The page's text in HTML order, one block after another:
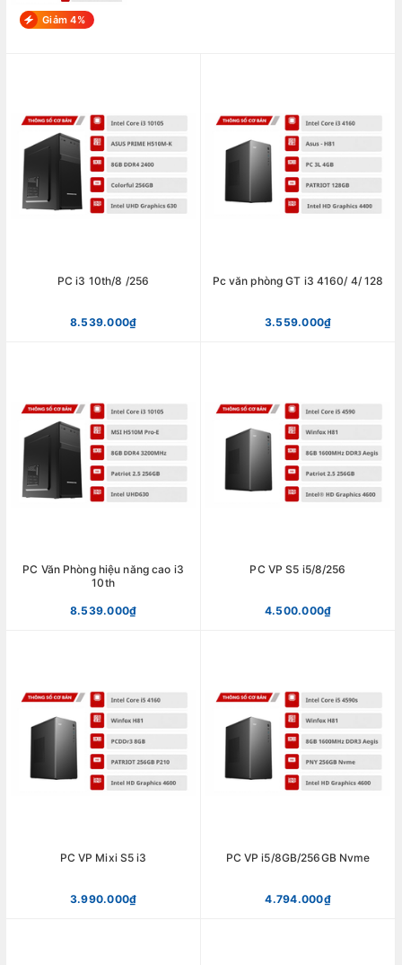
Giảm 4%
PC i3 10th/8 /256
8.539.000₫
Pc văn phòng GT i3 4160/ 4/ 128
3.559.000₫
PC Văn Phòng hiệu năng cao i3
10th
8.539.000₫
PC VP S5 i5/8/256
4.500.000₫
PC VP Mixi S5 i3
3.990.000₫
PC VP i5/8GB/256GB Nvme
4.794.000₫